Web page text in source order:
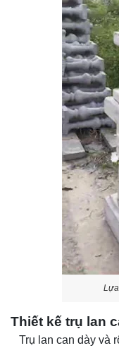
Thiết kế trụ lan
Trụ lan can dày và